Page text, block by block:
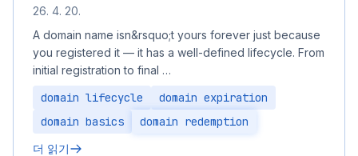
26. 4. 20.
A domain name isn&rsquo;t yours forever just because
you registered it — it has a well-defined lifecycle. From
initial registration to final …
domain lifecycle
domain expiration
domain basics
domain redemption
더 읽기